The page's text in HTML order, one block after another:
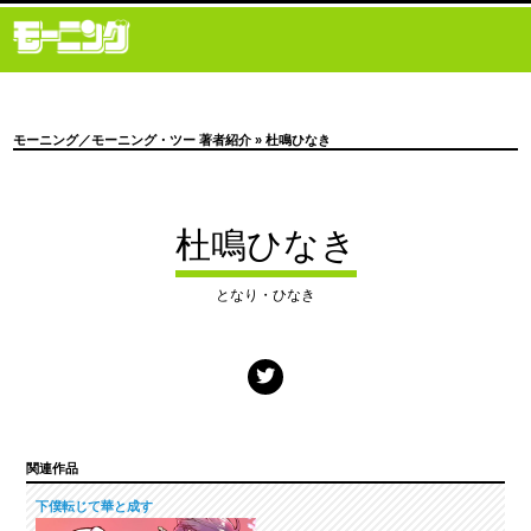
モーニング／モーニング・ツー 著者紹介 » 杜鳴ひなき
杜鳴ひなき
となり・ひなき
関連作品
下僕転じて華と成す